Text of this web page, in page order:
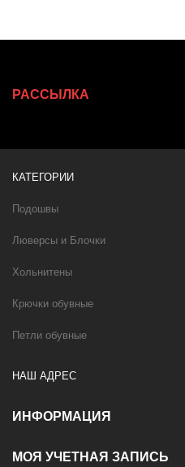
РАССЫЛКА
КАТЕГОРИИ
Подошвы
Люверсы и Блочки
Хольнитены
Крючки обувные
Петли обувные
НАШ АДРЕС
ИНФОРМАЦИЯ
МОЯ УЧЕТНАЯ ЗАПИСЬ